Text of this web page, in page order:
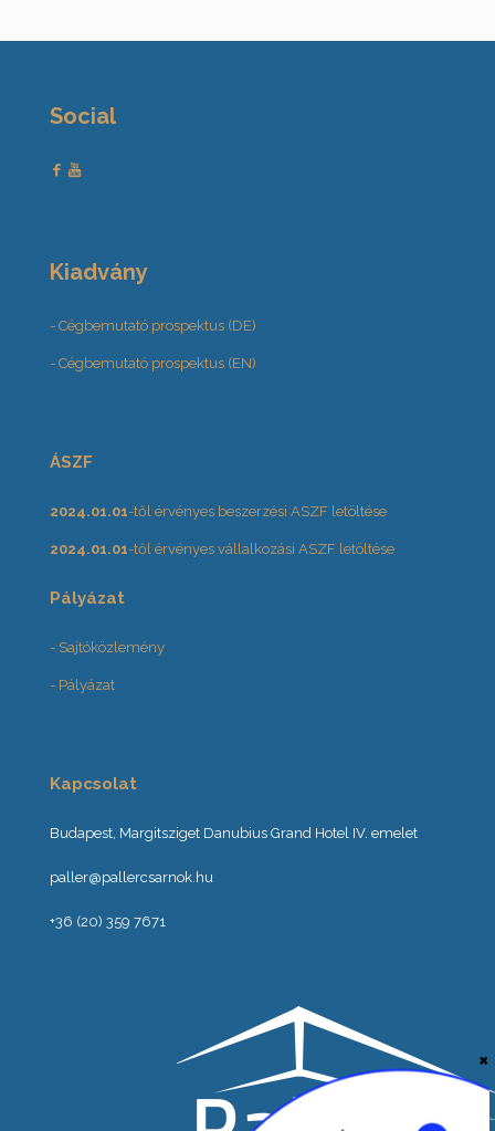
Social
Kiadvány
- Cégbemutató prospektus (DE)
- Cégbemutató prospektus (EN)
ÁSZF
2024.01.01-től érvényes beszerzési ASZF letöltése
2024.01.01-től érvényes vállalkozási ASZF letöltése
Pályázat
- Sajtóközlemény
- Pályázat
Kapcsolat
Budapest, Margitsziget Danubius Grand Hotel IV. emelet
paller@pallercsarnok.hu
+36 (20) 359 7671